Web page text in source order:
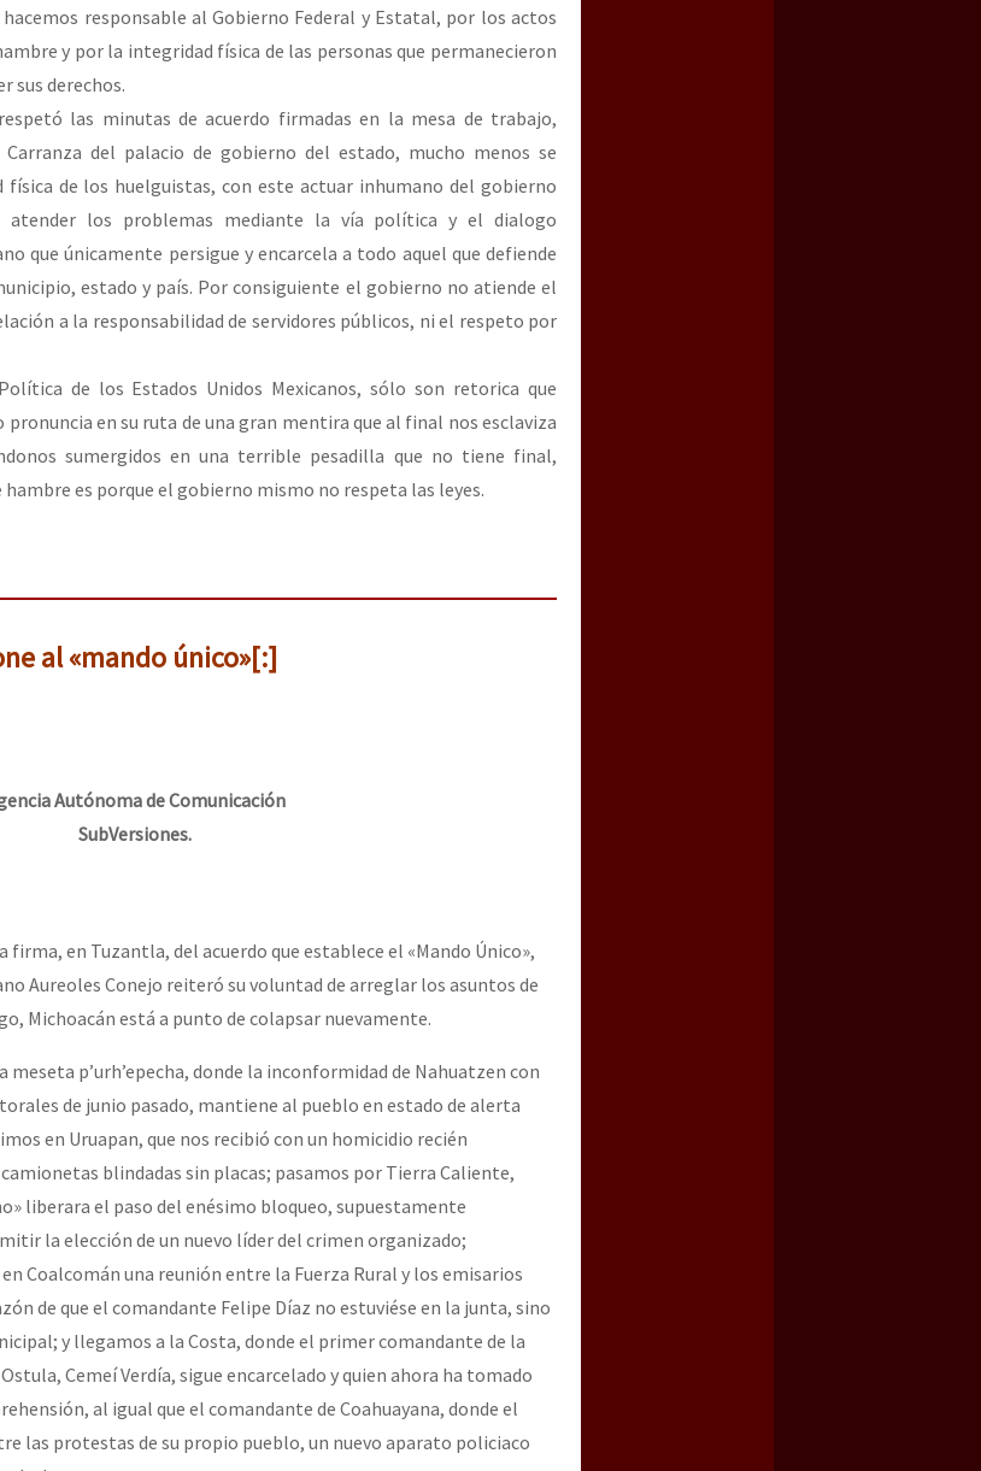
responsable al Gobierno Federal y Estatal, por los actos
y por la integridad física de las personas que permanecieron
sus derechos.
las minutas de acuerdo firmadas en la mesa de trabajo,
del palacio de gobierno del estado, mucho menos se
de los huelguistas, con este actuar inhumano del gobierno
atender los problemas mediante la vía política y el dialogo
que únicamente persigue y encarcela a todo aquel que defiende
estado y país. Por consiguiente el gobierno no atiende el
a la responsabilidad de servidores públicos, ni el respeto por
de los Estados Unidos Mexicanos, sólo son retorica que
en su ruta de una gran mentira que al final nos esclaviza
sumergidos en una terrible pesadilla que no tiene final,
es porque el gobierno mismo no respeta las leyes.
al «mando único»[:]
Autónoma de Comunicación
SubVersiones.
firma, en Tuzantla, del acuerdo que establece el «Mando Único»,
Aureoles Conejo reiteró su voluntad de arreglar los asuntos de
Michoacán está a punto de colapsar nuevamente.
p’urh’epecha, donde la inconformidad de Nahuatzen con
de junio pasado, mantiene al pueblo en estado de alerta
en Uruapan, que nos recibió con un homicidio recién
blindadas sin placas; pasamos por Tierra Caliente,
liberara el paso del enésimo bloqueo, supuestamente
la elección de un nuevo líder del crimen organizado;
Coalcomán una reunión entre la Fuerza Rural y los emisarios
de que el comandante Felipe Díaz no estuviése en la junta, sino
y llegamos a la Costa, donde el primer comandante de la
Cemeí Verdía, sigue encarcelado y quien ahora ha tomado
al igual que el comandante de Coahuayana, donde el
las protestas de su propio pueblo, un nuevo aparato policiaco